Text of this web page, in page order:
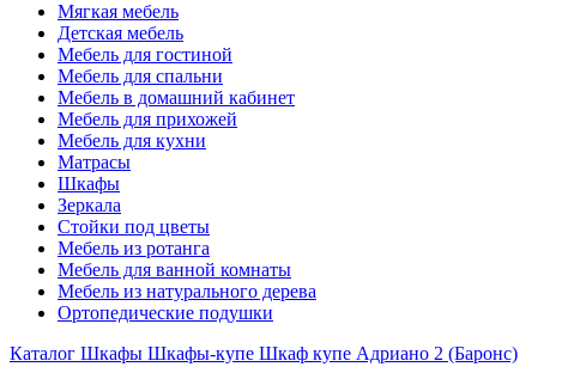
Мягкая мебель
Детская мебель
Мебель для гостиной
Мебель для спальни
Мебель в домашний кабинет
Мебель для прихожей
Мебель для кухни
Матрасы
Шкафы
Зеркала
Стойки под цветы
Мебель из ротанга
Мебель для ванной комнаты
Мебель из натурального дерева
Ортопедические подушки
Каталог Шкафы Шкафы-купе Шкаф купе Адриано 2 (Баронс)